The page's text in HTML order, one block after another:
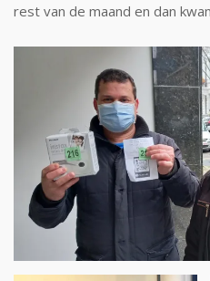
rest van de maand en dan